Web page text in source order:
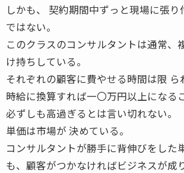
しかも、 契約期間中ずっと現場に張り
ではない。
このクラスのコンサルタントは通常、
け持ちしている。
それぞれの顧客に費やせる時間は限 ら
時給に換算すれば一〇万円以上になる
必ずしも高過ぎるとは言い切れない。
単価は市場が 決めている。
コンサルタントが勝手に背伸びをした
も、顧客がつかなければビジネスが成